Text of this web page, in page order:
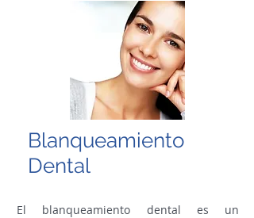
Blanqueamiento
Dental
El blanqueamiento dental es un